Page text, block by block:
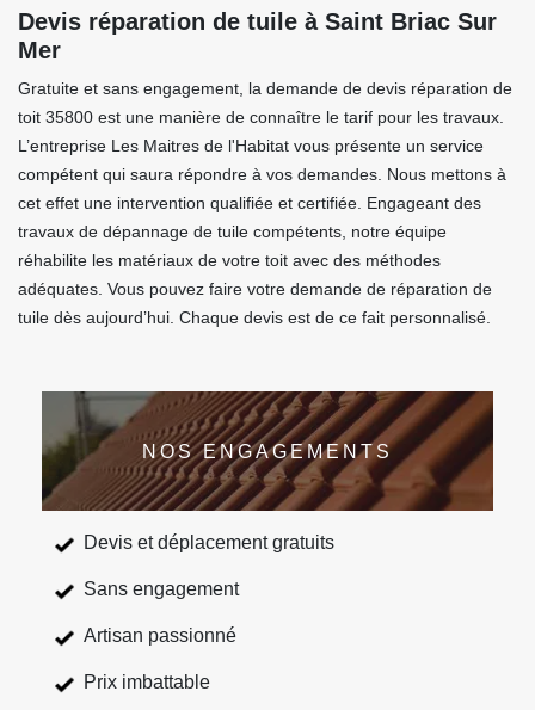
Devis réparation de tuile à Saint Briac Sur
Mer
Gratuite et sans engagement, la demande de devis réparation de
toit 35800 est une manière de connaître le tarif pour les travaux.
L’entreprise Les Maitres de l'Habitat vous présente un service
compétent qui saura répondre à vos demandes. Nous mettons à
cet effet une intervention qualifiée et certifiée. Engageant des
travaux de dépannage de tuile compétents, notre équipe
réhabilite les matériaux de votre toit avec des méthodes
adéquates. Vous pouvez faire votre demande de réparation de
tuile dès aujourd’hui. Chaque devis est de ce fait personnalisé.
NOS ENGAGEMENTS
Devis et déplacement gratuits
Sans engagement
Artisan passionné
Prix imbattable